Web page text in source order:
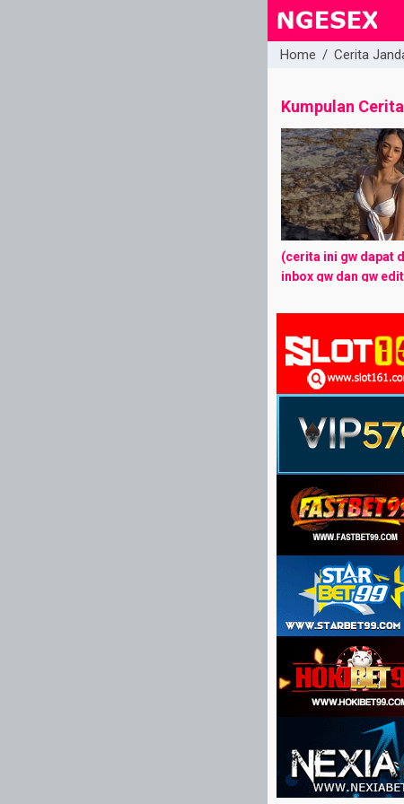
Home / Cerita
Kumpulan
(cerita ini gw dapat
inbox gw dan gw
sama. Maaf